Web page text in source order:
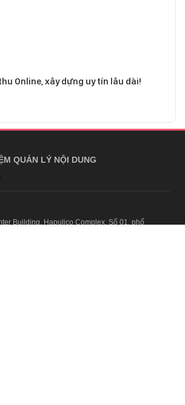
QUẢN LÝ NỘI DUNG
Building, Hapulico Complex, Số 01, phố
|Điện thoại:024 7309 5555, máy lẻ 62.370